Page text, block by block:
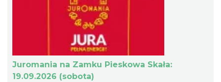
Juromania na Zamku Pieskowa Skała:
19.09.2026 (sobota)